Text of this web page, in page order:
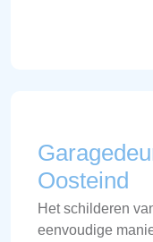
Oosteind
Het schilderen
eenvoudige